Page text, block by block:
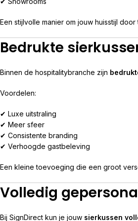
Een stijlvolle manier om jouw huisstijl
Bedrukte
Binnen de hospitalitybranche zijn
Voordelen:
✔ Luxe uitstraling
✔ Meer sfeer
✔ Consistente branding
✔ Verhoogde gastbeleving
Een kleine toevoeging die een groot
Volledig
Bij SignDirect kun je jouw sierkussen